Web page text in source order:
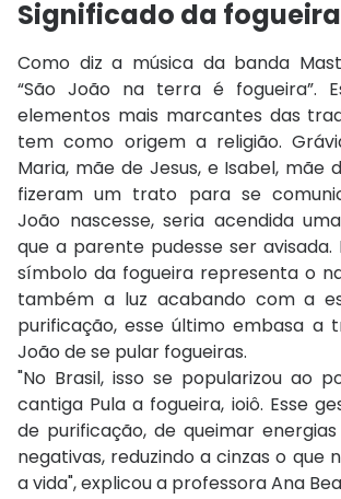
Significado da fogueira
Como diz a música da banda
“São João na terra é fogueira”.
elementos mais marcantes das
tem como origem a religião.
Maria, mãe de Jesus, e Isabel, mãe
fizeram um trato para se
João nascesse, seria acendida
que a parente pudesse ser avisada.
símbolo da fogueira representa o
também a luz acabando com a
purificação, esse último embasa a
João de se pular fogueiras.
"No Brasil, isso se popularizou ao
cantiga Pula a fogueira, ioiô. Esse
de purificação, de queimar
negativas, reduzindo a cinzas o que
a vida", explicou a professora Ana